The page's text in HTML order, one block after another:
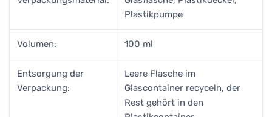
Plastikpumpe
Volumen: 100 ml
Entsorgung der
Verpackung:
Leere Flasche im
Glascontainer recyceln, der
Rest gehört in den